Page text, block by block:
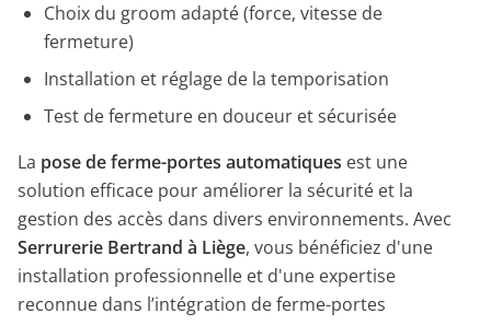
Choix du groom adapté (force, vitesse de
fermeture)
Installation et réglage de la temporisation
Test de fermeture en douceur et sécurisée
La pose de ferme-portes automatiques est une
solution efficace pour améliorer la sécurité et la
gestion des accès dans divers environnements. Avec
Serrurerie Bertrand à Liège, vous bénéficiez d'une
installation professionnelle et d'une expertise
reconnue dans l’intégration de ferme-portes